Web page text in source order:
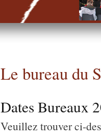
Le bureau du
Dates Bureaux
Veuillez trouver ci-